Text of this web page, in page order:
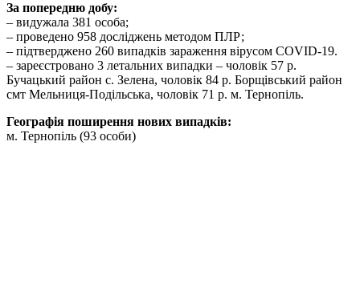
За попередню добу:
– видужала 381 особа;
– проведено 958 досліджень методом ПЛР;
– підтверджено 260 випадків зараження вірусом COVID-19.
– зареєстровано 3 летальних випадки – чоловік 57 р.
Бучацький район с. Зелена, чоловік 84 р. Борщівський район
смт Мельниця-Подільська, чоловік 71 р. м. Тернопіль.
Географія поширення нових випадків:
м. Тернопіль (93 особи)